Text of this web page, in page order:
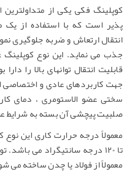
کوپلینگ فکی یکی از متداولترین
پذیر است که با استفاده از یک
انتقال ارتعاش و ضربه جلوگیری
جذب می نماید. این نوع
قابلیت انتقال توانهای بالا را
جهت کاربردهای عادی و
سختی عضو الاستومری ، دمای
صلبیت پیچشی آن بسته به شرایط
تا ۱۲۰ درجه سانتیگراد می
معمولاً از فولاد یا چدن ساخته می